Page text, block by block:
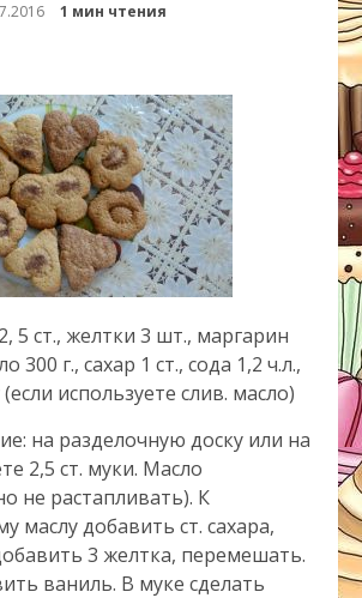
1 мин чтения
5 ст., желтки 3 шт., маргарин
300 г., сахар 1 ст., сода 1,2 ч.л.,
используете слив. масло)
на разделочную доску или на
2,5 ст. муки. Масло
не растапливать). К
маслу добавить ст. сахара,
3 желтка, перемешать.
ваниль. В муке сделать